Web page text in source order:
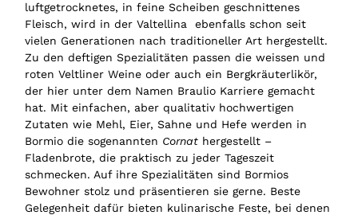
luftgetrocknetes, in feine Scheiben geschnittenes
Fleisch, wird in der Valtellina ebenfalls schon seit
vielen Generationen nach traditioneller Art hergestellt.
Zu den deftigen Spezialitäten passen die weissen und
roten Veltliner Weine oder auch ein Bergkräuterlikör,
der hier unter dem Namen Braulio Karriere gemacht
hat. Mit einfachen, aber qualitativ hochwertigen
Zutaten wie Mehl, Eier, Sahne und Hefe werden in
Bormio die sogenannten Cornathergestellt –
Fladenbrote, die praktisch zu jeder Tageszeit
schmecken. Auf ihre Spezialitäten sind Bormios
Bewohner stolz und präsentieren sie gerne. Beste
Gelegenheit dafür bieten kulinarische Feste, bei denen